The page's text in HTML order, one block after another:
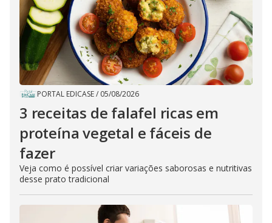
PORTAL EDICASE/ 05/08/2026
3 receitas de falafel ricas em
proteína vegetal e fáceis de
fazer
Veja como é possível criar variações saborosas e nutritivas
desse prato tradicional